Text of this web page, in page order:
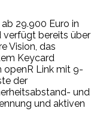
29.900 Euro in
verfügt bereits über
Vision, das
Keycard
openR Link mit 9-
der
und
und aktiven